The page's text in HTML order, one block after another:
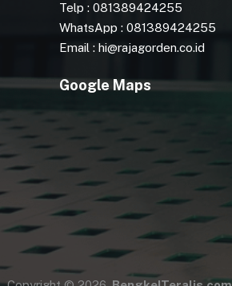
Telp : 081389424255
WhatsApp : 081389424255
Email : hi@rajagorden.co.id
Google Maps